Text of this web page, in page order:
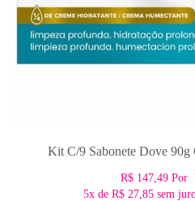
Kit C/9 Sabonete Dove 90g
R$ 147,49 Por
5xde R$ 27,85sem